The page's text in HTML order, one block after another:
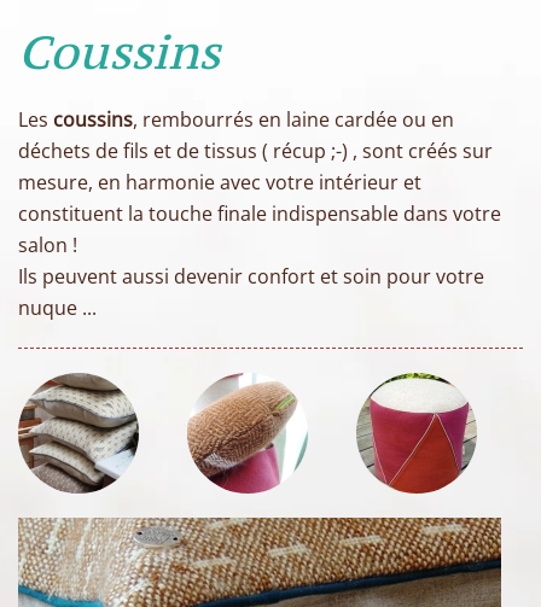
Coussins
Les coussins, rembourrés en laine cardée ou en
déchets de fils et de tissus ( récup ;-) , sont créés sur
mesure, en harmonie avec votre intérieur et
constituent la touche finale indispensable dans votre
salon !
Ils peuvent aussi devenir confort et soin pour votre
nuque ...